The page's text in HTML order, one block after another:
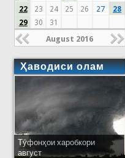
22
23 24 25 26 27
28
29
30 31
August 2016
Ҳаводиси олам
Тӯфонҳои харобкори
август